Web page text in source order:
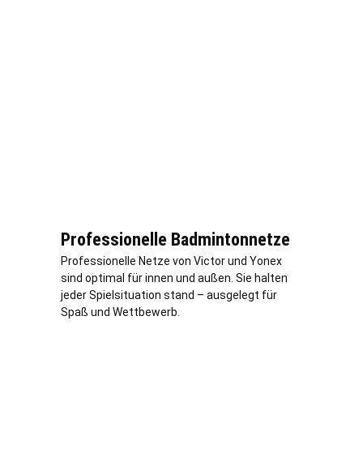
Professionelle Badmintonnetze
Professionelle Netze von Victor und Yonex
sind optimal für innen und außen. Sie halten
jeder Spielsituation stand – ausgelegt für
Spaß und Wettbewerb.